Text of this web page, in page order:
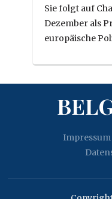
Sie folgt auf
Dezember als
europäische
Impressum